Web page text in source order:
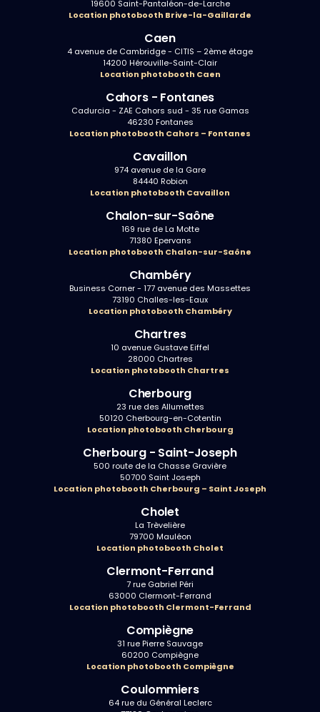
19600 Saint-Pantaléon-de-Larche
Location photobooth Brive-la-Gaillarde
Caen
4 avenue de Cambridge - CITIS – 2ème étage
14200 Hérouville-Saint-Clair
Location photobooth Caen
Cahors - Fontanes
Cadurcia - ZAE Cahors sud - 35 rue Gamas
46230 Fontanes
Location photobooth Cahors – Fontanes
Cavaillon
974 avenue de la Gare
84440 Robion
Location photobooth Cavaillon
Chalon-sur-Saône
169 rue de La Motte
71380 Epervans
Location photobooth Chalon-sur-Saône
Chambéry
Business Corner - 177 avenue des Massettes
73190 Challes-les-Eaux
Location photobooth Chambéry
Chartres
10 avenue Gustave Eiffel
28000 Chartres
Location photobooth Chartres
Cherbourg
23 rue des Allumettes
50120 Cherbourg-en-Cotentin
Location photobooth Cherbourg
Cherbourg - Saint-Joseph
500 route de la Chasse Gravière
50700 Saint Joseph
Location photobooth Cherbourg – Saint Joseph
Cholet
La Trèvelière
79700 Mauléon
Location photobooth Cholet
Clermont-Ferrand
7 rue Gabriel Péri
63000 Clermont-Ferrand
Location photobooth Clermont-Ferrand
Compiègne
31 rue Pierre Sauvage
60200 Compiègne
Location photobooth Compiègne
Coulommiers
64 rue du Général Leclerc